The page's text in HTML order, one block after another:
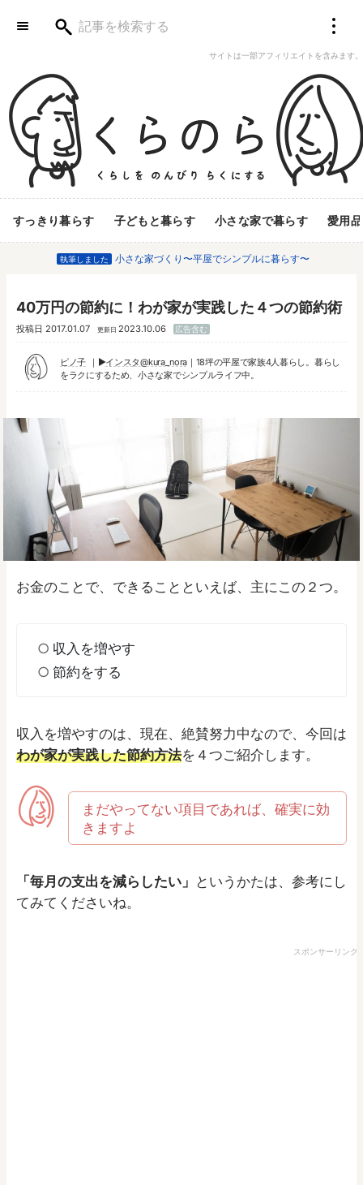
サイトは一部アフィリエイトを含みます。
すっきり暮らす 子どもと暮らす 小さな家で暮らす 愛用品
執筆しました 小さな家づくり〜平屋でシンプルに暮らす〜
40万円の節約に！わが家が実践した４つの節約術
投稿日 2017.01.07 更新日 2023.10.06 広告含む
ピノ子 ▶︎インスタ@kura_nora｜18坪の平屋で家族4人暮らし。暮らし
をラクにするため、小さな家でシンプルライフ中。
お金のことで、できることといえば、主にこの２つ。
収入を増やす
節約をする
収入を増やすのは、現在、絶賛努力中なので、今回は
わが家が実践した節約方法を４つご紹介します。
まだやってない項目であれば、確実に効
きますよ
「毎月の支出を減らしたい」 というかたは、参考にし
てみてくださいね。
スポンサーリンク